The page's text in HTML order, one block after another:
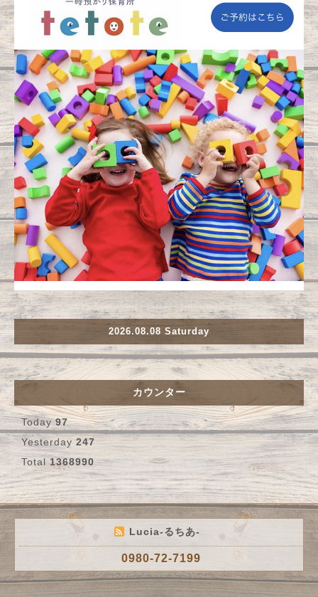
2026.08.08 Saturday
カウンター
Today97
Yesterday 247
Total1368990
Lucia-るちあ-
0980-72-7199